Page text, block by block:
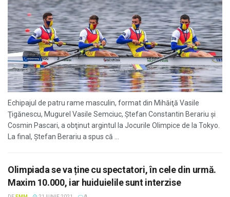
Echipajul de patru rame masculin, format din Mihăiţă Vasile
Ţigănescu, Mugurel Vasile Semciuc, Ştefan Constantin Berariu şi
Cosmin Pascari, a obţinut argintul la Jocurile Olimpice de la Tokyo.
La final, Ștefan Berariu a spus că ...
Olimpiada se va ține cu spectatori, în cele din urmă.
Maxim 10.000, iar huiduielile sunt interzise